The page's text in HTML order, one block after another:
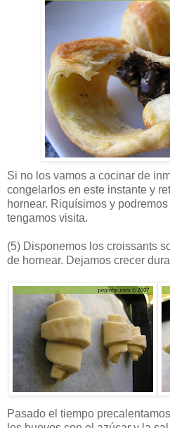
Si no los vamos a cocinar de
congelarlos en este instante y
hornear. Riquísimos y
tengamos visita.
(5) Disponemos los croissants
de hornear. Dejamos crecer
Pasado el tiempo